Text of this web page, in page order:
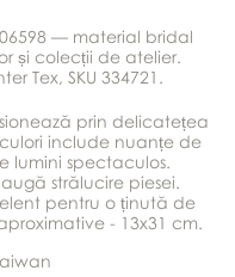
— material bridal
și colecții de atelier.
Tex, SKU 334721.
prin delicatețea
include nuanțe de
lumini spectaculos.
strălucire piesei.
pentru o ținută de
- 13x31 cm.